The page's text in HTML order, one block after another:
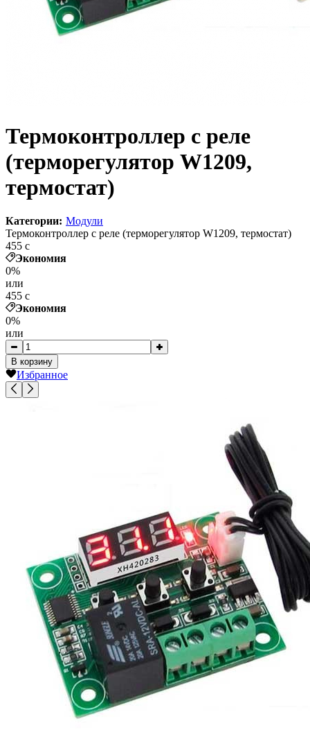
Термоконтроллер с реле
(терморегулятор W1209,
термостат)
Категории: Модули
Термоконтроллер с реле (терморегулятор W1209, термостат)
455 c
Экономия
0%
или
455 c
Экономия
0%
или
В корзину
Избранное